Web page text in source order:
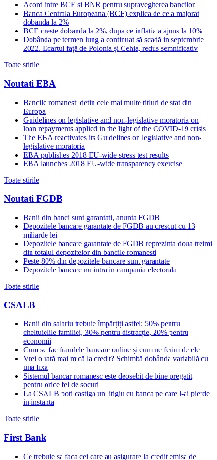
Acord intre BCE si BNR pentru supravegherea bancilor
Banca Centrala Europeana (BCE) explica de ce a majorat
dobanda la 2%
BCE creste dobanda la 2%, dupa ce inflatia a ajuns la 10%
Dobânda pe termen lung a continuat să scadă in septembrie
2022. Ecartul față de Polonia și Cehia, redus semnificativ
Toate stirile
Noutati EBA
Bancile romanesti detin cele mai multe titluri de stat din
Europa
Guidelines on legislative and non-legislative moratoria on
loan repayments applied in the light of the COVID-19 crisis
The EBA reactivates its Guidelines on legislative and non-
legislative moratoria
EBA publishes 2018 EU-wide stress test results
EBA launches 2018 EU-wide transparency exercise
Toate stirile
Noutati FGDB
Banii din banci sunt garantati, anunta FGDB
Depozitele bancare garantate de FGDB au crescut cu 13
miliarde lei
Depozitele bancare garantate de FGDB reprezinta doua treimi
din totalul depozitelor din bancile romanesti
Peste 80% din depozitele bancare sunt garantate
Depozitele bancare nu intra in campania electorala
Toate stirile
CSALB
Banii din salariu trebuie împărțiți astfel: 50% pentru
cheltuielile familiei, 30% pentru distracție, 20% pentru
economii
Cum se fac fraudele bancare online și cum ne ferim de ele
Vrei o rată mai mică la credit? Schimbă dobânda variabilă cu
una fixă
Sistemul bancar romanesc este deosebit de bine pregatit
pentru orice fel de socuri
La CSALB poti castiga un litigiu cu banca pe care l-ai pierde
in instanta
Toate stirile
First Bank
Ce trebuie sa faca cei care au asigurare la credit emisa de